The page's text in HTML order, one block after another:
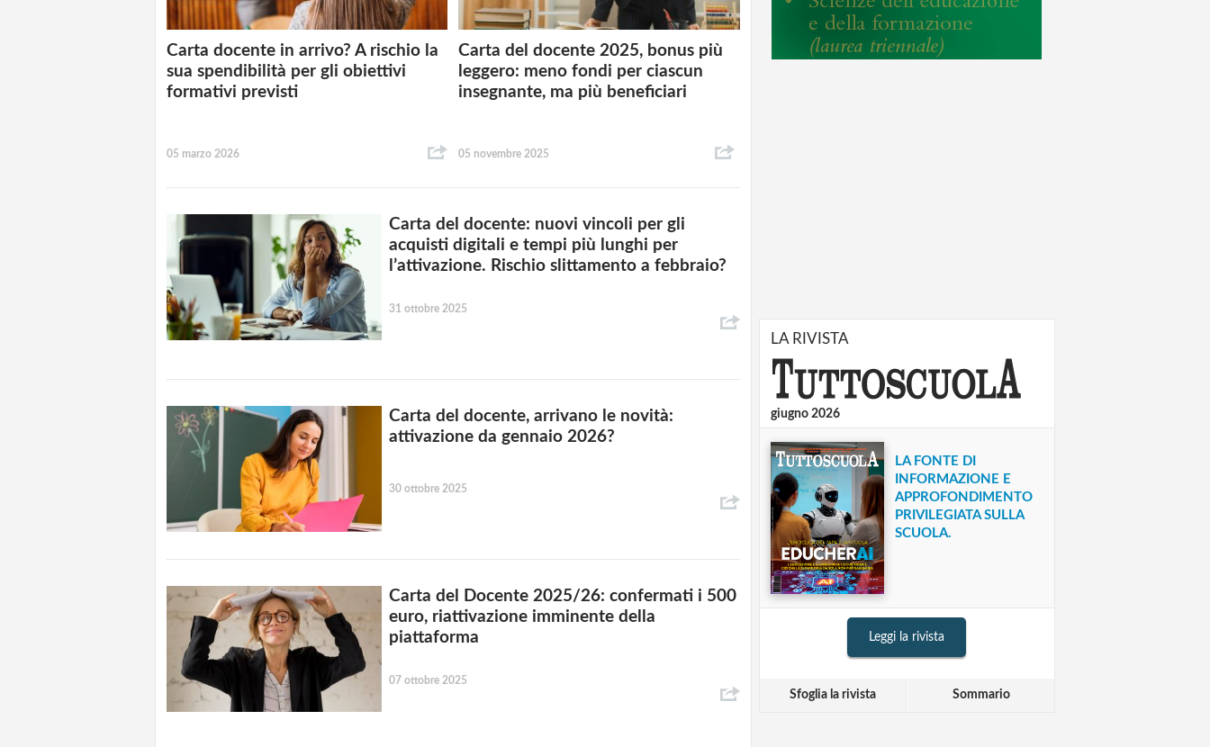
Carta docente in arrivo? A rischio la
sua spendibilità per gli obiettivi
formativi previsti
05 marzo 2026
Carta del docente 2025, bonus più
leggero: meno fondi per ciascun
insegnante, ma più beneficiari
05 novembre 2025
Carta del docente: nuovi vincoli per gli
acquisti digitali e tempi più lunghi per
l’attivazione. Rischio slittamento a febbraio?
31 ottobre 2025
Carta del docente, arrivano le novità:
attivazione da gennaio 2026?
30 ottobre 2025
Carta del Docente 2025/26: confermati i 500
euro, riattivazione imminente della
piattaforma
07 ottobre 2025
LA RIVISTA
giugno 2026
LA FONTE DI
INFORMAZIONE E
APPROFONDIMENTO
PRIVILEGIATA SULLA
SCUOLA.
Leggi la rivista
Sfoglia la rivista Sommario